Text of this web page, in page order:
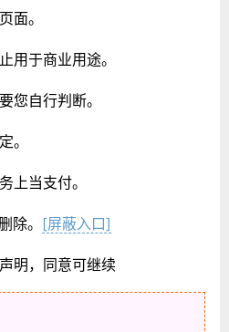
面。
用于商业用途。
您自行判断。
。
上当支付。
除。 [屏蔽入口]
明，同意可继续